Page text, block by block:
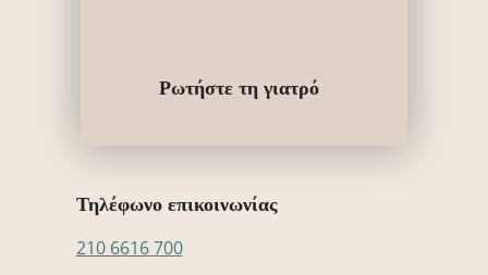
Ρωτήστε τη γιατρό
Τηλέφωνο επικοινωνίας
210 6616 700